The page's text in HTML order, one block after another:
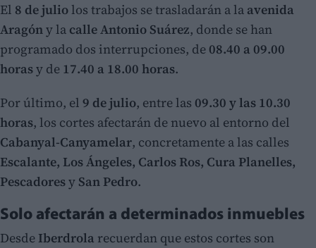
El 8 de julio los trabajos se trasladarán a la avenida
Aragóny la calle Antonio Suárez, donde se han
programado dos interrupciones, de 08.40 a 09.00
horasy de 17.40 a 18.00 horas.
Por último, el 9 de julio, entre las 09.30 y las 10.30
horas, los cortes afectarán de nuevo al entorno del
Cabanyal-Canyamelar, concretamente a las calles
Escalante, Los Ángeles, Carlos Ros, Cura Planelles,
Pescadoresy San Pedro.
Solo afectarán a determinados inmuebles
Desde Iberdrola recuerdan que estos cortes son